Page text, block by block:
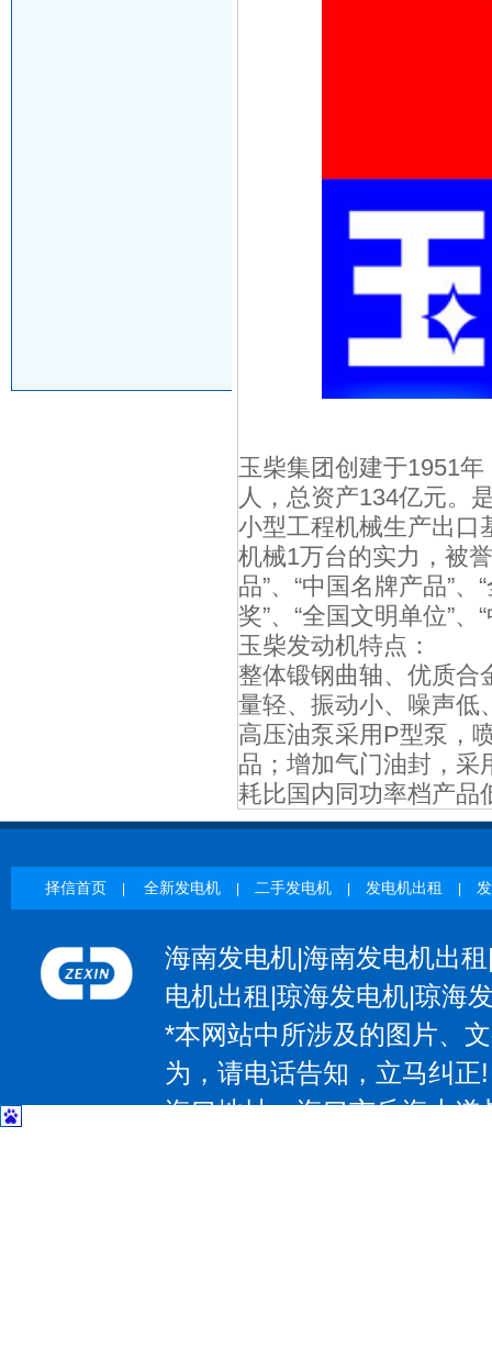
玉柴集团创建于1951
人，总资产134亿元。
小型工程机械生产出口
机械1万台的实力，被
品”、“中国名牌产品”
奖”、“全国文明单位”
玉柴发动机特点：
整体锻钢曲轴、优质合
量轻、振动小、噪声低
高压油泵采用P型泵，
品；增加气门油封，采
耗比国内同功率档产品
择信首页 全新发电机 二手发电机 发电机出租
海南发电机|海南发电机出
电机出租|琼海发电机|琼海
*本网站中所涉及的图片、
为，请电话告知，立马纠
海口地址：海口市丘海大